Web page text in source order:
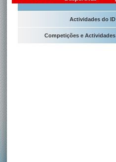
Actividades do ID
Competições e Actividades